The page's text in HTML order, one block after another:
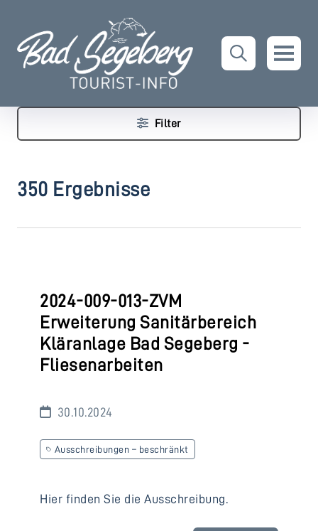
350 Ergebnisse
2024-009-013-ZVM
Erweiterung Sanitärbereich
Kläranlage Bad Segeberg -
Fliesenarbeiten
30.10.2024
Ausschreibungen – beschränkt
Hier finden Sie die Ausschreibung.
Filter